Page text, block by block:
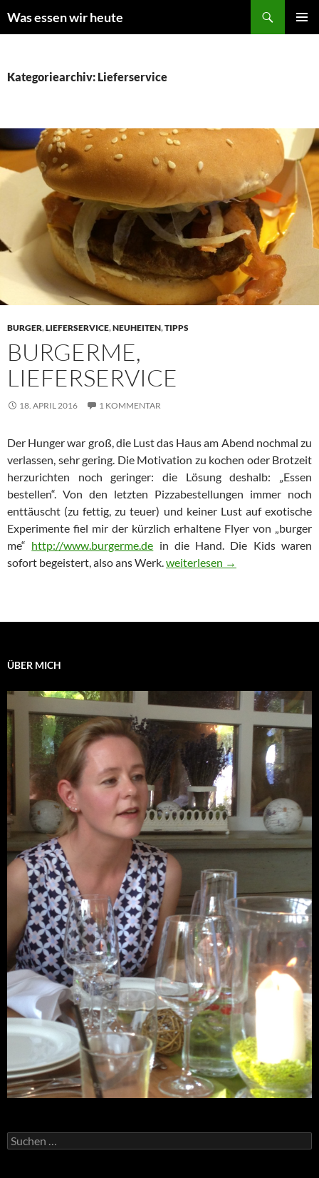
Inhalt
Was essen wir heute
Kategoriearchiv: Lieferservice
BURGER,LIEFERSERVICE,NEUHEITEN,TIPPS
BURGERME,
LIEFERSERVICE
18. APRIL 2016 1 KOMMENTAR
Der Hunger war groß, die Lust das Haus am Abend nochmal zu
verlassen, sehr gering. Die Motivation zu kochen oder Brotzeit
herzurichten noch geringer: die Lösung deshalb: „Essen
bestellen“. Von den letzten Pizzabestellungen immer noch
enttäuscht (zu fettig, zu teuer) und keiner Lust auf exotische
Experimente fiel mir der kürzlich erhaltene Flyer von „burger
me“ http://www.burgerme.de in die Hand. Die Kids waren
sofort begeistert, also ans Werk.Burgerme, Lieferservice
weiterlesen →
ÜBER MICH
Suchen
nach: